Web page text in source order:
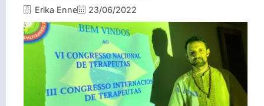
Erika Enne 23/06/2022